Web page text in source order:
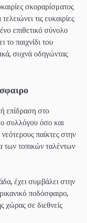
σκοραρίσματος
τις ευκαιρίες
επιθετικό σύνολο
το παιχνίδι του
συχνά οδηγώντας
επίδραση στο
συλλόγου όσο και
παίκτες στην
των τοπικών ταλέντων
έχει συμβάλει στην
ποδόσφαιρο,
σε διεθνείς